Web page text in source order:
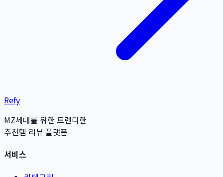
Refy
MZ세대를 위한 트렌디한
추천템 리뷰 플랫폼
서비스